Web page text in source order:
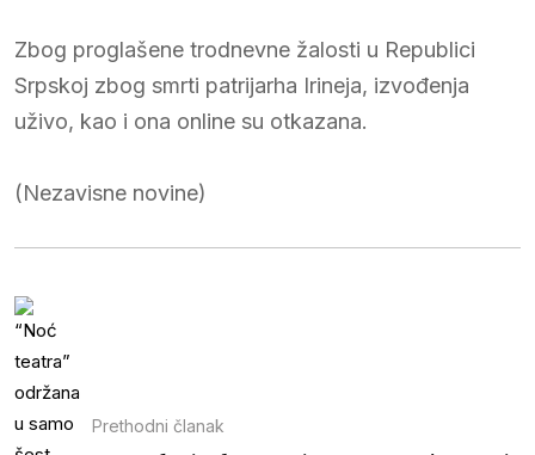
Zbog proglašene trodnevne žalosti u Republici
Srpskoj zbog smrti patrijarha Irineja, izvođenja
uživo, kao i ona online su otkazana.
(Nezavisne novine)
Prethodni članak